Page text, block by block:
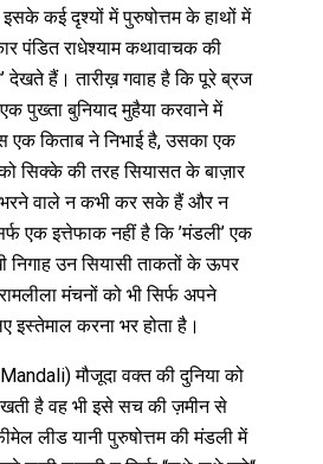
कई दृश्यों में पुरुषोत्तम के हाथों में
पंडित राधेश्याम कथावाचक की
देखते हैं। तारीख़ गवाह है कि पूरे ब्रज
पुख्ता बुनियाद मुहैया करवाने में
एक किताब ने निभाई है, उसका एक
सिक्के की तरह सियासत के बाज़ार
भरने वाले न कभी कर सके हैं और न
एक इत्तेफाक नहीं है कि ’मंडली’ एक
निगाह उन सियासी ताकतों के ऊपर
मंचनों को भी सिर्फ अपने
इस्तेमाल करना भर होता है।
मौजूदा वक्त की दुनिया को
है वह भी इसे सच की ज़मीन से
लीड यानी पुरुषोत्तम की मंडली में